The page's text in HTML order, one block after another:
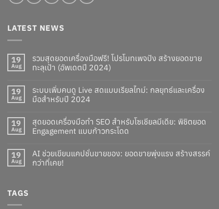
LATEST NEWS
19
Aug
รวมสุดยอดเครื่องมือฟรี! โปรโมทเพจปัง สร้างยอดขาย
ทะลุเป้า (อัพเดตปี 2024)
19
Aug
ระบบเพิ่มคนดู Live สดแบบเรียลไทม์: กลยุทธ์และเครื่อง
มือสำหรับปี 2024
19
Aug
สุดยอดเครื่องมือทำ SEO สำหรับโซเชียลมีเดีย: พิชิตยอด
Engagement แบบก้าวกระโดด
19
Aug
AI ช่วยเขียนแคปชั่นขายของ: ยอดขายพุ่งแรง สร้างสรรค์
กว่าที่เคย!
TAGS